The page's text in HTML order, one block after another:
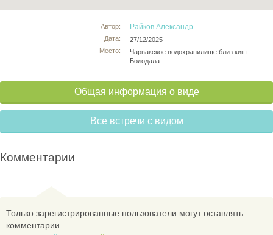
Автор:
Дата:
Место:
Райков Александр
27/12/2025
Чарвакское водохранилище близ киш.
Болодала
Общая информация о виде
Все встречи с видом
Комментарии
Только зарегистрированные пользователи могут оставлять
комментарии.